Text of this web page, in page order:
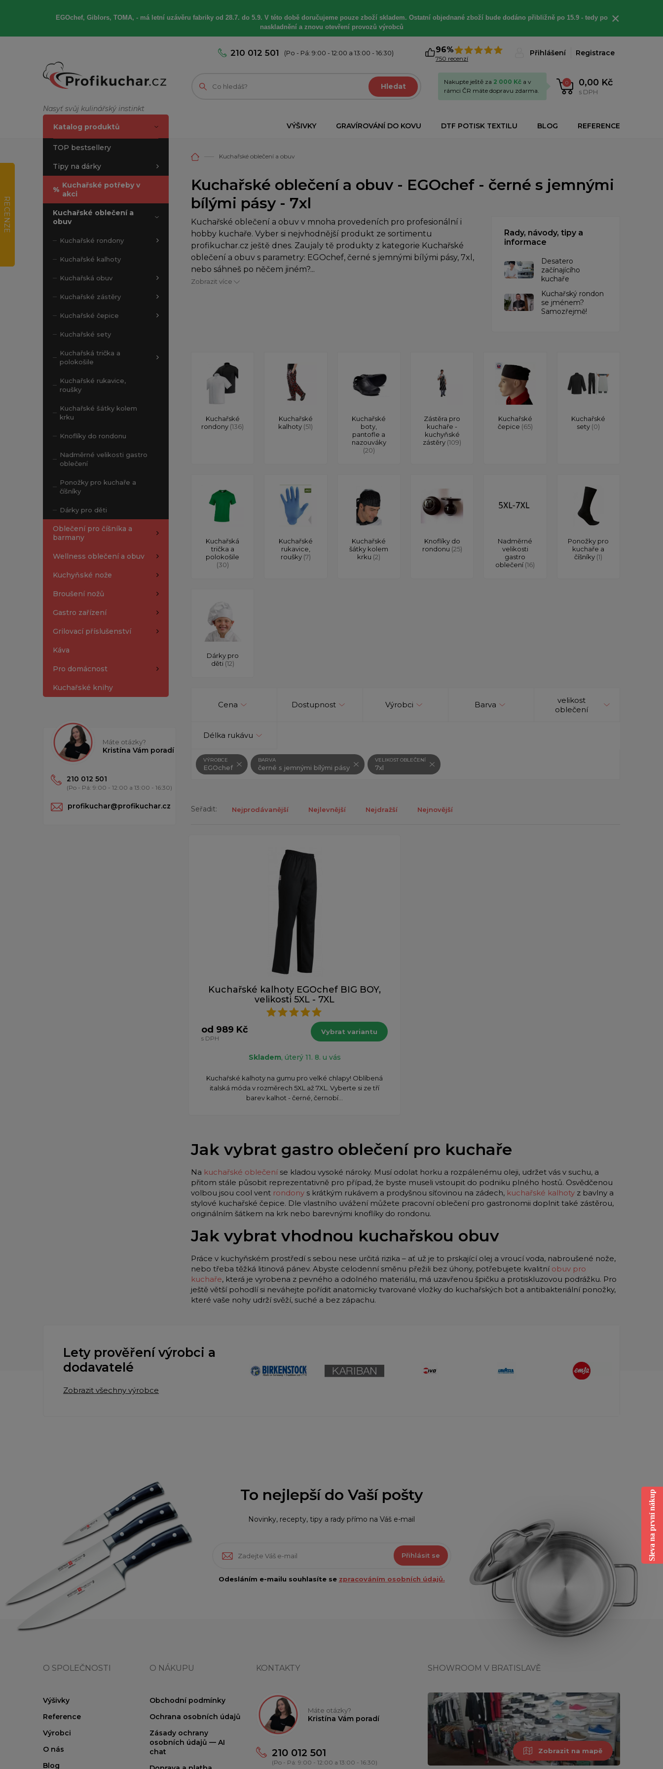
EGOchef, Giblors, TOMA, -má letní uzávěru fabriky od 28.7. do 5.9. V této době doručujeme pouze zboží skladem. Ostatní objednané zboží bude dodáno přibližně po 15.9 - tedy po
naskladnění a znovu otevření provozů výrobců
×
Nasyť svůj kulinářský instinkt
210 012 501 (Po - Pá: 9:00 - 12:00 a 13:00 - 16:30) 96%
750 recenzí
Přihlášení Registrace
Hledat 0 0,00 Kč
s DPH
Nakupte ještě za 2 000 Kč a v
rámci ČR máte dopravu zdarma.
VÝŠIVKY GRAVÍROVÁNÍ DO KOVU DTF POTISK TEXTILU BLOG REFERENCE
Katalog produktů
TOP bestsellery
Tipy na dárky
% Kuchařské potřeby v
akci
Kuchařské oblečení a
obuv
Kuchařské rondony
Kuchařské kalhoty
Kuchařská obuv
Kuchařské zástěry
Kuchařské čepice
Kuchařské sety
Kuchařská trička a
polokošile
Kuchařské rukavice,
roušky
Kuchařské šátky kolem
krku
Knoflíky do rondonu
Nadměrné velikosti gastro
oblečení
Ponožky pro kuchaře a
číšníky
Dárky pro děti
Oblečení pro číšníka a
barmany
Wellness oblečení a obuv
Kuchyňské nože
Broušení nožů
Gastro zařízení
Grilovací příslušenství
Káva
Pro domácnost
Kuchařské knihy
Máte otázky?
Kristína Vám poradí
210 012 501
(Po - Pá: 9:00 - 12:00 a 13:00 - 16:30)
profikuchar@profikuchar.cz
Kuchařské oblečení a obuv
Kuchařské oblečení a obuv - EGOchef - černé s jemnými
bílými pásy - 7xl
Kuchařské oblečení a obuv v mnoha provedeních pro profesionální i
hobby kuchaře. Vyber si nejvhodnější produkt ze sortimentu
profikuchar.cz ještě dnes. Zaujaly tě produkty z kategorie Kuchařské
oblečení a obuv s parametry: EGOchef, černé s jemnými bílými pásy, 7xl,
nebo sáhneš po něčem jiném?...
Zobrazit více
Rady, návody, tipy a
informace
Desatero
začínajícího
kuchaře
Kuchařský rondon
se jménem?
Samozřejmě!
Kuchařské
rondony (136)
Kuchařské
kalhoty (51)
Kuchařské
boty,
pantofle a
nazouváky
(20)
Zástěra pro
kuchaře -
kuchyňské
zástěry (109)
Kuchařské
čepice (65)
Kuchařské
sety (0)
Kuchařská
trička a
polokošile
(30)
Kuchařské
rukavice,
roušky (7)
Kuchařské
šátky kolem
krku (2)
Knoflíky do
rondonu (25)
Nadměrné
velikosti
gastro
oblečení(16)
Ponožky pro
kuchaře a
číšníky (1)
Dárky pro
děti (12)
Cena Dostupnost Výrobci Barva
velikost
oblečení
Délka rukávu
VÝROBCE
EGOchef
BARVA
černé s jemnými bílými pásy
VELIKOST OBLEČENÍ
7xl
Seřadit: Nejprodávanější Nejlevnější Nejdražší Nejnovější
Kuchařské kalhoty EGOchef BIG BOY,
velikosti 5XL - 7XL
od 989 Kč
s DPH
Vybrat variantu
Skladem, úterý 11. 8. u vás
Kuchařské kalhoty na gumu pro velké chlapy! Oblíbená
italská móda v rozměrech 5XL až 7XL. Vyberte si ze tří
barev kalhot - černé, černobí...
Jak vybrat gastro oblečení pro kuchaře
Na kuchařské oblečeníse kladou vysoké nároky. Musí odolat horku a rozpálenému oleji, udržet vás v suchu, a
přitom stále působit reprezentativně pro případ, že byste museli vstoupit do podniku plného hostů. Osvědčenou
volbou jsou cool vent rondony s krátkým rukávem a prodyšnou síťovinou na zádech, kuchařské kalhoty z bavlny a
stylové kuchařské čepice. Dle vlastního uvážení můžete pracovní oblečení pro gastronomii doplnit také zástěrou,
originálním šátkem na krk nebo barevnými knoflíky do rondonu.
Jak vybrat vhodnou kuchařskou obuv
Práce v kuchyňském prostředí s sebou nese určitá rizika – ať už je to prskající olej a vroucí voda, nabroušené nože,
nebo třeba těžká litinová pánev. Abyste celodenní směnu přežili bez úhony, potřebujete kvalitní obuv pro
kuchaře, která je vyrobena z pevného a odolného materiálu, má uzavřenou špičku a protiskluzovou podrážku. Pro
ještě větší pohodlí si neváhejte pořídit anatomicky tvarované vložky do kuchařských bot a antibakteriální ponožky,
které vaše nohy udrží svěží, suché a bez zápachu.
Lety prověření výrobci a
dodavatelé
Zobrazit všechny výrobce
To nejlepší do Vaší pošty
Novinky, recepty, tipy a rady přímo na Váš e-mail
Přihlásit se
Odesláním e-mailu souhlasíte se zpracováním osobních údajů.
O SPOLEČNOSTI
Výšivky
Reference
Výrobci
O nás
Blog
O NÁKUPU
Obchodní podmínky
Ochrana osobních údajů
Zásady ochrany
osobních údajů — AI
chat
KONTAKTY
Máte otázky?
Kristína Vám poradí
210 012 501
(Po - Pá: 9:00 - 12:00 a 13:00 - 16:30)
SHOWROOM V BRATISLAVĚ
Zobrazit na mapě
RECENZE
Sleva na první nákup